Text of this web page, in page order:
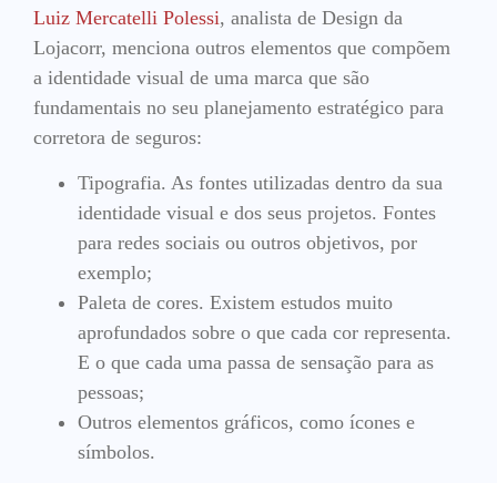
Luiz Mercatelli Polessi, analista de Design da
Lojacorr, menciona outros elementos que compõem
a identidade visual de uma marca que são
fundamentais no seu planejamento estratégico para
corretora de seguros:
Tipografia. As fontes utilizadas dentro da sua
identidade visual e dos seus projetos. Fontes
para redes sociais ou outros objetivos, por
exemplo;
Paleta de cores. Existem estudos muito
aprofundados sobre o que cada cor representa.
E o que cada uma passa de sensação para as
pessoas;
Outros elementos gráficos, como ícones e
símbolos.